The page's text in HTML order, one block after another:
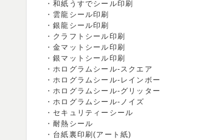
和紙うすでシール印刷
雲龍シール印刷
銀龍シール印刷
クラフトシール印刷
金マットシール印刷
銀マットシール印刷
ホログラムシール-スクエア
ホログラムシール-レインボー
ホログラムシール-グリッター
ホログラムシール-ノイズ
セキュリティーシール
耐熱シール
台紙裏印刷(アート紙)